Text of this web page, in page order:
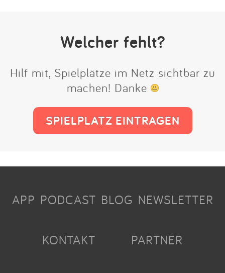
Welcher fehlt?
Hilf mit, Spielplätze im Netz sichtbar zu
machen! Danke
SPIELPLATZ EINTRAGEN
APP PODCAST BLOG NEWSLETTER
KONTAKT PARTNER